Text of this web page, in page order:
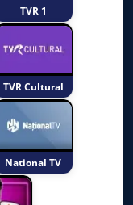
TVR 1
TVR Cultural
National TV